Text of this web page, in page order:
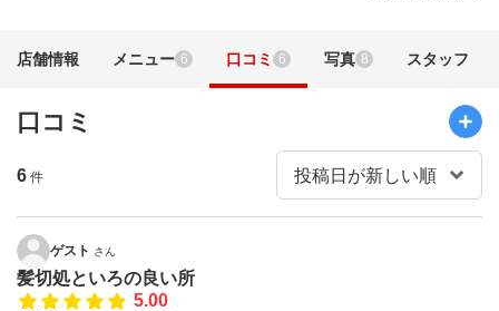
店舗情報 メニュー 6 口コミ 6 写真 8 スタッフ
口コミ
6 件
ゲスト さん
髪切処といろの良い所
5.00